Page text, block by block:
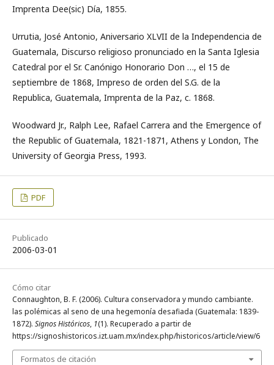
Imprenta Dee(sic) Día, 1855.
Urrutia, José Antonio, Aniversario XLVII de la Independencia de
Guatemala, Discurso religioso pronunciado en la Santa Iglesia
Catedral por el Sr. Canónigo Honorario Don …, el 15 de
septiembre de 1868, Impreso de orden del S.G. de la
Republica, Guatemala, Imprenta de la Paz, c. 1868.
Woodward Jr., Ralph Lee, Rafael Carrera and the Emergence of
the Republic of Guatemala, 1821-1871, Athens y London, The
University of Georgia Press, 1993.
PDF
Publicado
2006-03-01
Cómo citar
Connaughton, B. F. (2006). Cultura conservadora y mundo cambiante.
las polémicas al seno de una hegemonía desafiada (Guatemala: 1839-
1872). Signos Históricos, 1(1). Recuperado a partir de
https://signoshistoricos.izt.uam.mx/index.php/historicos/article/view/6
Formatos de citación